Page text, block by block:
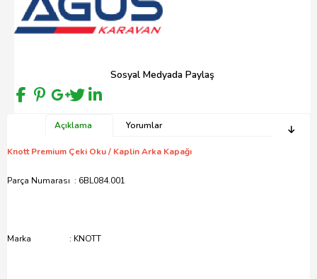
Sosyal Medyada Paylaş
Açıklama Yorumlar
Knott Premium Çeki Oku / Kaplin Arka Kapağı
Parça Numarası : 6BL084.001
Marka : KNOTT